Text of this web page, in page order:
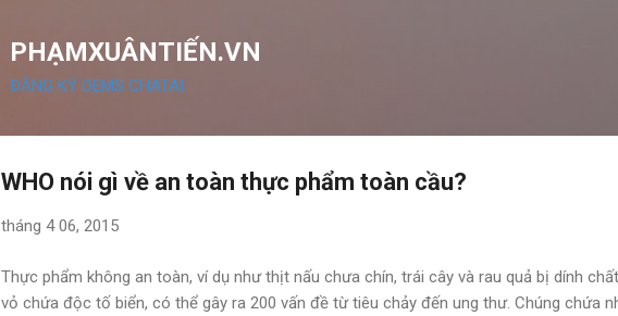
PHẠMXUÂNTIẾN.VN
ĐĂNG KÝ OEMS CHATAI
WHO nói gì về an toàn thực phẩm toàn cầu?
tháng 4 06, 2015
Thực phẩm không an toàn, ví dụ như thịt nấu chưa chín, trái cây và rau quả bị dính
vỏ chứa độc tố biển, có thể gây ra 200 vấn đề từ tiêu chảy đến ung thư. Chúng chứa